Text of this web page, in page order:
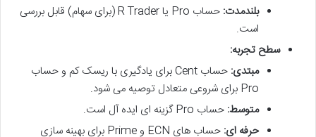
بلندمدت:
حساب Pro یا R Trader (برای سهام) قابل بررسی
است.
سطح تجربه:
مبتدی:
حساب Cent برای یادگیری با ریسک کم و حساب
Pro برای شروعی متعادل توصیه می شود.
متوسط: حساب Pro گزینه ای ایده آل است.
حرفه ای:
حساب های ECN و Prime برای بهینه سازی